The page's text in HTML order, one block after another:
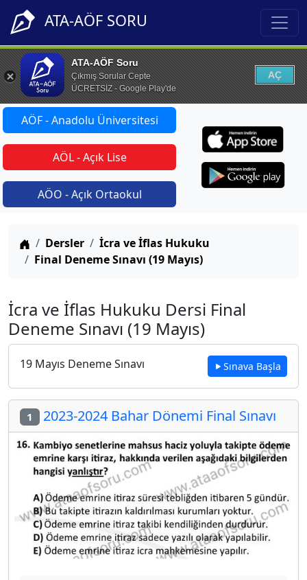
ATA-AÖF SORU
ATA-AÖF Soru
Çıkmış Sorular Cepte
ÜCRETSİZ - Google Play'de
AÇ
AÖF - Anadolu Üniversitesi
AÖL - Açık Lise
AÖO - Açık Ortaokul
Anasayfa
Dersler
İcra ve İflas Hukuku
Final Deneme Sınavı (19 Mayıs)
İcra ve İflas Hukuku Dersi Final
Deneme Sınavı (19 Mayıs)
19 Mayıs Deneme Sınavı Sınava Başla
1 2023-2024 Bahar Dönemi Final Sınavı